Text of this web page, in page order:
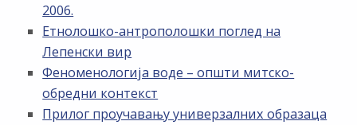
2006.
Етнолошко-антрополошки поглед на
Лепенски вир
Феноменологија воде – општи митско-
обредни контекст
Прилог проучавању универзалних образаца